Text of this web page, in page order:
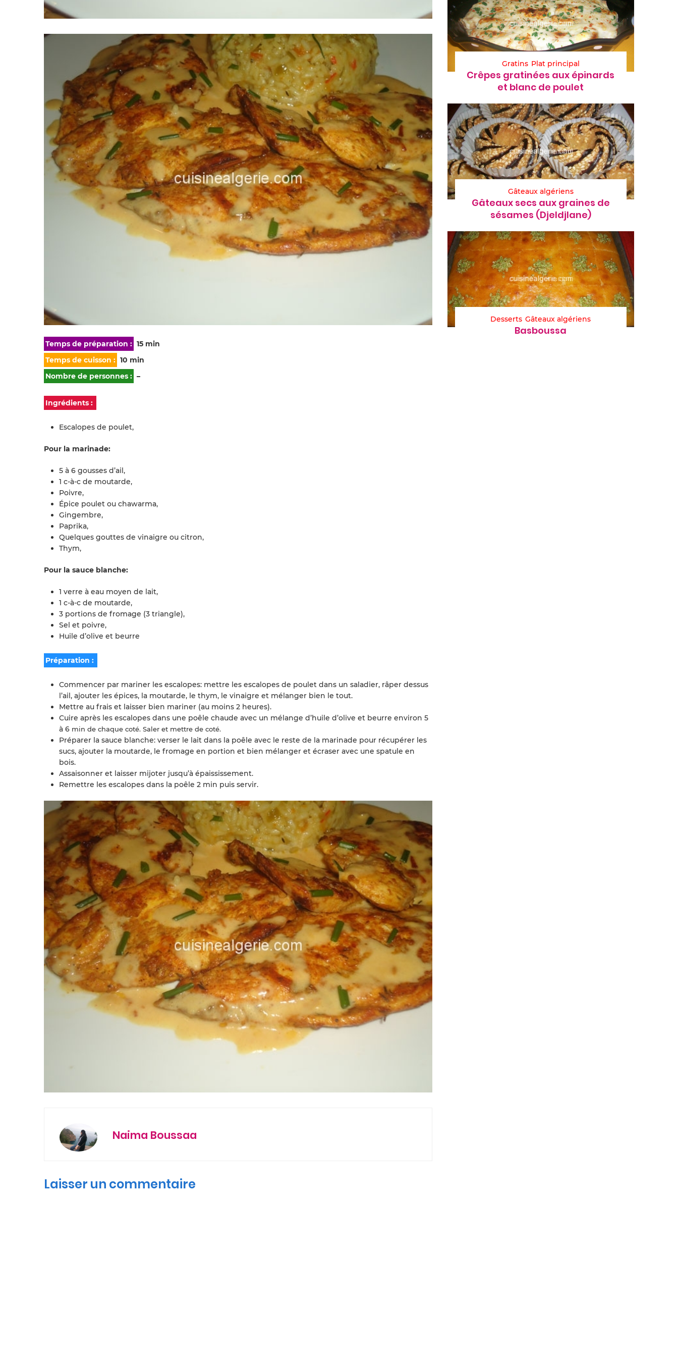
Temps de préparation : 15 min
Temps de cuisson : 10 min
Nombre de personnes : –
Ingrédients :
Escalopes de poulet,
Pour la marinade:
5 à 6 gousses d’ail,
1 c-à-c de moutarde,
Poivre,
Épice poulet ou chawarma,
Gingembre,
Paprika,
Quelques gouttes de vinaigre ou citron,
Thym,
Pour la sauce blanche:
1 verre à eau moyen de lait,
1 c-à-c de moutarde,
3 portions de fromage (3 triangle),
Sel et poivre,
Huile d’olive et beurre
Préparation :
Commencer par mariner les escalopes: mettre les escalopes de poulet dans un saladier, râper dessus
l’ail, ajouter les épices, la moutarde, le thym, le vinaigre et mélanger bien le tout.
Mettre au frais et laisser bien mariner (au moins 2 heures).
Cuire après les escalopes dans une poêle chaude avec un mélange d’huile d’olive et beurre environ 5
à 6 min de chaque coté. Saler et mettre de coté.
Préparer la sauce blanche: verser le lait dans la poêle avec le reste de la marinade pour récupérer les
sucs, ajouter la moutarde, le fromage en portion et bien mélanger et écraser avec une spatule en
bois.
Assaisonner et laisser mijoter jusqu’à épaississement.
Remettre les escalopes dans la poêle 2 min puis servir.
Naima Boussaa
Laisser un commentaire
Gratins Plat principal
Crêpes gratinées aux épinards
et blanc de poulet
Gâteaux algériens
Gâteaux secs aux graines de
sésames (Djeldjlane)
Desserts Gâteaux algériens
Basboussa